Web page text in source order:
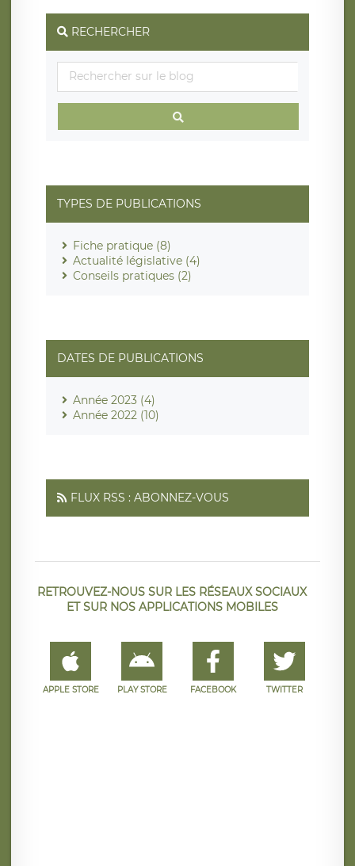
RECHERCHER
TYPES DE PUBLICATIONS
Fiche pratique (8)
Actualité législative (4)
Conseils pratiques (2)
DATES DE PUBLICATIONS
Année 2023 (4)
Année 2022 (10)
FLUX RSS : ABONNEZ-VOUS
RETROUVEZ-NOUS SUR LES RÉSEAUX SOCIAUX
ET SUR NOS APPLICATIONS MOBILES
APPLE STORE PLAY STORE FACEBOOK TWITTER